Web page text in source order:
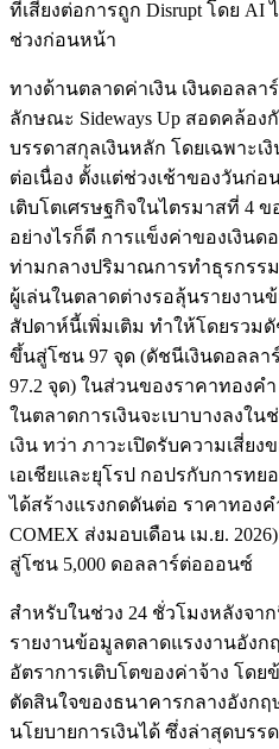
ที่เสี่ยงต่อการถูก Disrupt โดย
ช่วงก่อนหน้า
ทางด้านตลาดค่าเงิน เงินดอลล
ลักษณะ Sideways Up สอดคล้อ
บรรดาสกุลเงินหลัก โดยเฉพาะเ
ต่อเนื่อง ตั้งแต่ช่วงเช้าของวันก่
เติบโตเศรษฐกิจในไตรมาสที่ 4
อย่างไรก็ดี การแข็งค่าของเงินด
ท่ามกลางปริมาณการทำธุรกรร
ผู้เล่นในตลาดต่างรอลุ้นรายงาน
สัปดาห์นี้เพิ่มเติม ทำให้โดยรวม
ขึ้นสู่โซน 97 จุด (ดัชนีเงินดอลลา
97.2 จุด) ในส่วนของราคาทอง
ในตลาดการเงินจะเบาบางลงใ
เงิน ทว่า ภาวะเปิดรับความเสี่ยง
เอเชียและยุโรป กอปรกับการท
ได้สร้างแรงกดดันต่อ ราคาทอง
COMEX ส่งมอบเดือน เม.ย.
สู่โซน 5,000 ดอลลาร์ต่อออนซ์
สำหรับในช่วง 24 ชั่วโมงหลังจา
รายงานข้อมูลตลาดแรงงานอังก
อัตราการเติบโตของค่าจ้าง โด
ตัดสินใจของธนาคารกลางอังกฤ
นโยบายการเงินได้ ซึ่งล่าสุดบรร